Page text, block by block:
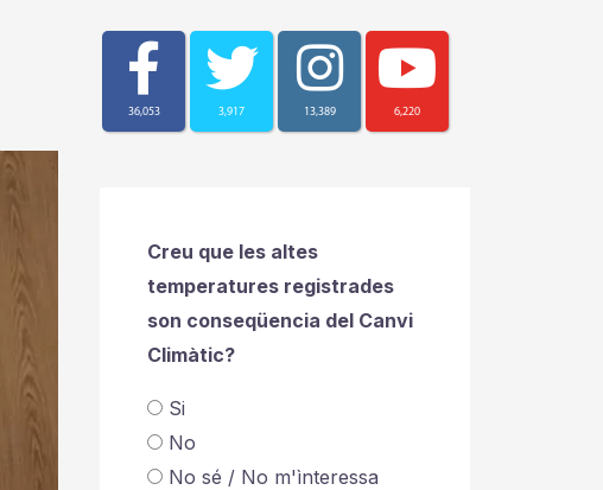
36,053 3,917 13,389 6,220
Creu que les altes
temperatures registrades
son conseqüencia del Canvi
Climàtic?
Si
No
No sé / No m'ìnteressa